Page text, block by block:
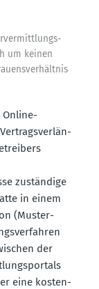
um keinen
Online-
zuständige
in einem
(Muster­
der
eine kosten­